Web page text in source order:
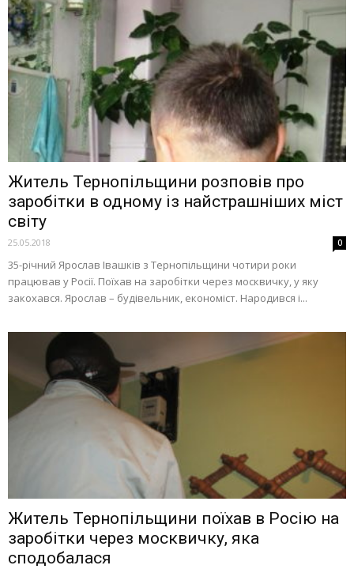
Житель Тернопільщини розповів про
заробітки в одному із найстрашніших міст
світу
25.05.2018 0
35-річний Ярослав Івашків з Тернопільщини чотири роки
працював у Росії. Поїхав на заробітки через москвичку, у яку
закохався. Ярослав – будівельник, економіст. Народився і...
Житель Тернопільщини поїхав в Росію на
заробітки через москвичку, яка
сподобалася